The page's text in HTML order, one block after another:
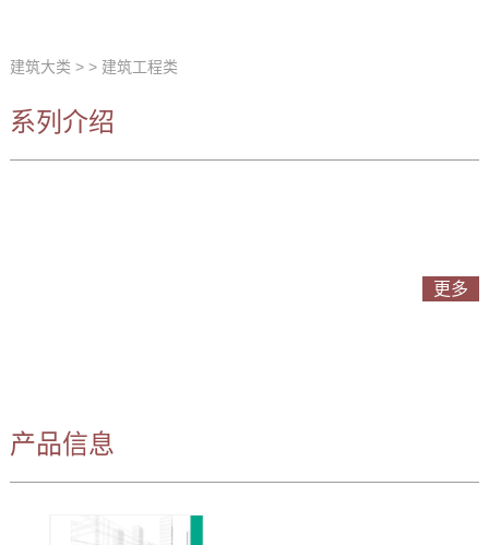
建筑大类 > > 建筑工程类
系列介绍
更多
产品信息